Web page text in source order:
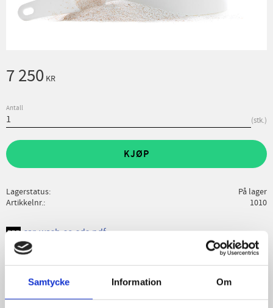
Samtycke Information Om
7 250 KR
Antall
stk.
KJØP
Lagerstatus
På lager
Artikkelnr.
1010
car-wash-se-sds.pdf
Skriv en omtale!
OxyG CarWash is a product intended to be added to, for